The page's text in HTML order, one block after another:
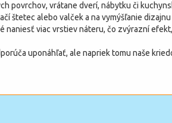
povrchov, vrátane dverí, nábytku či
štetec alebo valček a na vymýšľanie
naniesť viac vrstiev náteru, čo zvýrazní
uponáhľať, ale napriek tomu naše